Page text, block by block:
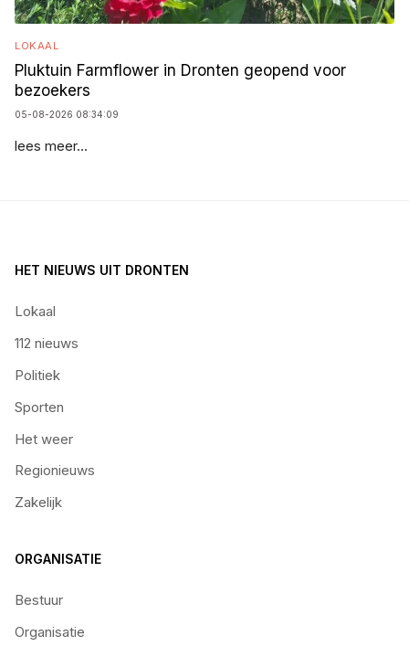
LOKAAL
Pluktuin Farmflower in Dronten geopend voor
bezoekers
05-08-2026 08:34:09
lees meer...
HET NIEUWS UIT DRONTEN
Lokaal
112 nieuws
Politiek
Sporten
Het weer
Regionieuws
Zakelijk
ORGANISATIE
Bestuur
Organisatie